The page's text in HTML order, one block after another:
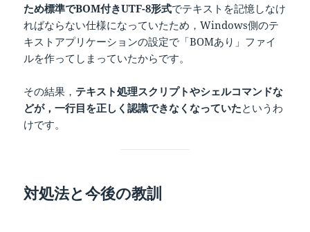
ため標準でBOM付きUTF-8形式でテキストを記憶しなけ
ればならない仕様になっていたため，Windows側のテ
キストアプリケーションの設定で「BOMあり」ファイ
ルを作ってしまっていたからです。
その結果， テキスト処理スクリプトやシェルコマンドな
どが，一行目を正しく認識できなくなっていたというわ
けです。
対処法と今後の教訓